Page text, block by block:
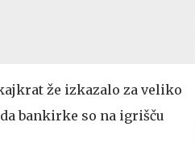
že izkazalo za veliko
bankirke so na igrišču